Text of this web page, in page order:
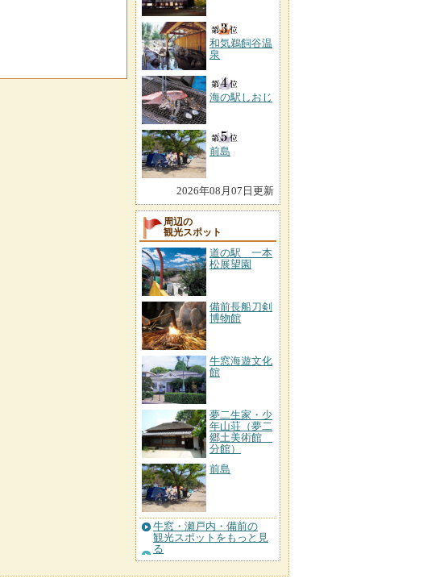
和気鵜飼谷温
泉
海の駅しおじ
前島
2026年08月07日更新
周辺の
観光スポット
道の駅 一本
松展望園
備前長船刀剣
博物館
牛窓海遊文化
館
夢二生家・少
年山荘（夢二
郷土美術館
分館）
前島
牛窓・瀬戸内・備前の
観光スポットをもっと見
る